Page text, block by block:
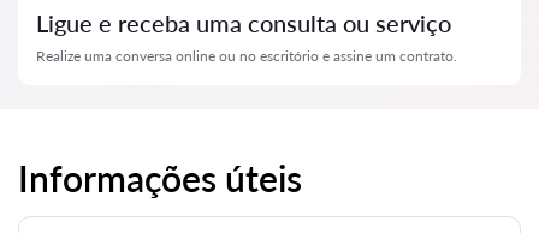
Ligue e receba uma consulta ou serviço
Realize uma conversa online ou no escritório e assine um contrato.
Informações úteis